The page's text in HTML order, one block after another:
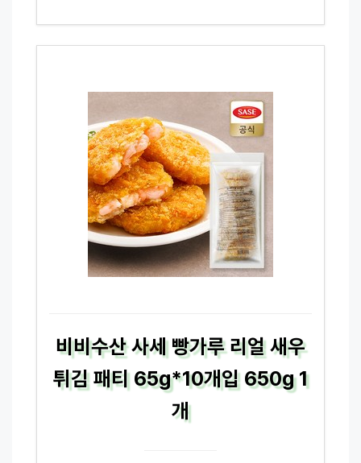
비비수산 사세 빵가루 리얼 새우
튀김 패티 65g*10개입 650g 1
개